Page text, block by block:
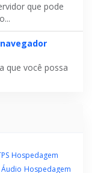
que pode
que você possa
Hospedagem
Hospedagem